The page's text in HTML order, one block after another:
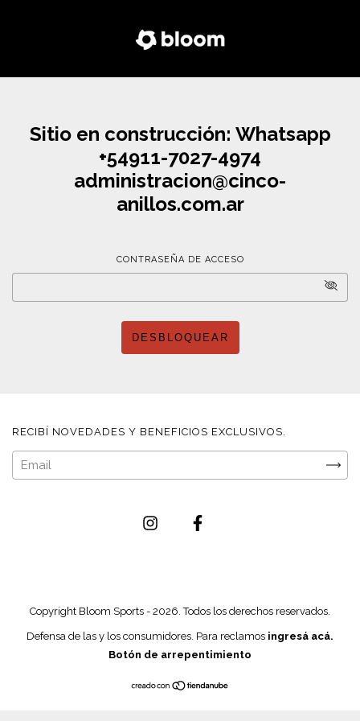
Sitio en construcción: Whatsapp
+54911-7027-4974
administracion@cinco-
anillos.com.ar
CONTRASEÑA DE ACCESO
DESBLOQUEAR
RECIBÍ NOVEDADES Y BENEFICIOS EXCLUSIVOS.
Copyright Bloom Sports - 2026. Todos los derechos reservados.
Defensa de las y los consumidores. Para reclamos ingresá acá.
Botón de arrepentimiento